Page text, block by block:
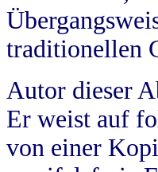
traditionellen
Autor dieser
Er weist auf
von einer